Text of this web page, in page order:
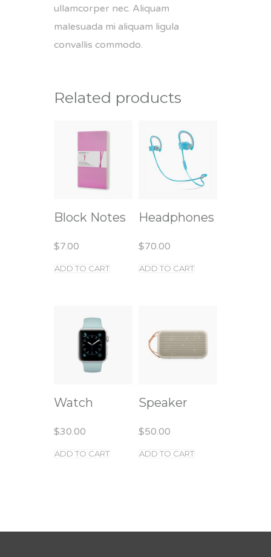
ullamcorper nec. Aliquam
malesuada mi aliquam ligula
convallis commodo.
Related products
Block Notes
$7.00
ADD TO CART
Headphones
$70.00
ADD TO CART
Watch
$30.00
ADD TO CART
Speaker
$50.00
ADD TO CART